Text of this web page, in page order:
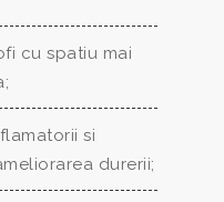
cu spatiu mai
si
durerii;